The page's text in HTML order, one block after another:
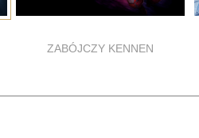
ZABÓJCZY KENNEN